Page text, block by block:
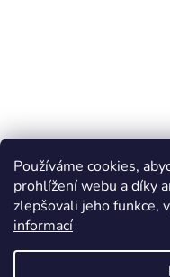
Používáme cookies,
prohlížení webu a díky
zlepšovali jeho funkce,
informací